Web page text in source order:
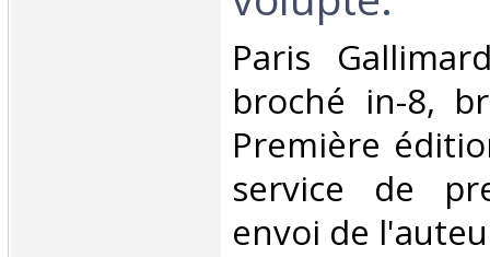
‎Paris
broché in-8,
Première
service de
envoi de